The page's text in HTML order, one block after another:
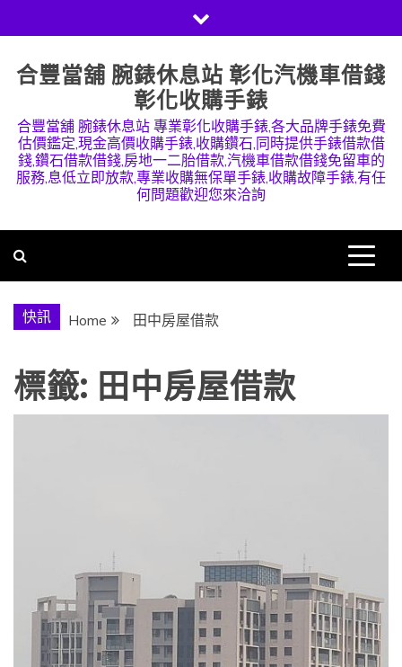
to
content
合豐當舖 腕錶休息站 彰化汽機車借錢
彰化收購手錶
合豐當舖 腕錶休息站 專業彰化收購手錶,各大品牌手錶免費
估價鑑定,現金高價收購手錶,收購鑽石,同時提供手錶借款借
錢,鑽石借款借錢,房地一二胎借款,汽機車借款借錢免留車的
服務,息低立即放款,專業收購無保單手錶,收購故障手錶,有任
何問題歡迎您來洽詢
快訊 Home 田中房屋借款
標籤: 田中房屋借款